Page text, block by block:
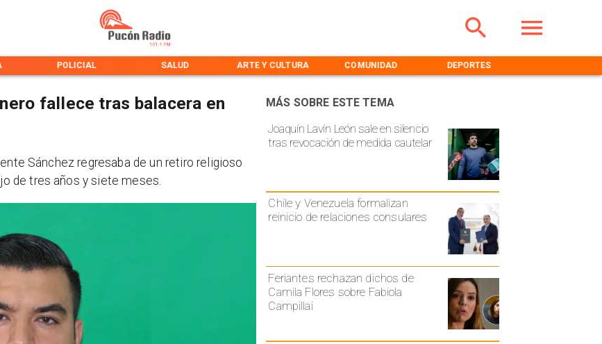
POLICIAL SALUD ARTE Y CULTURA COMUNIDAD DEPORTES
Joaquín Lavín León sale en silencio
tras revocación de medida cautelar
Chile y Venezuela formalizan
reinicio de relaciones consulares
Feriantes rechazan dichos de
Camila Flores sobre Fabiola
Campillai
MÁS SOBRE ESTE TEMA
fallece tras balacera en
Sánchez regresaba de un retiro religioso
de tres años y siete meses.